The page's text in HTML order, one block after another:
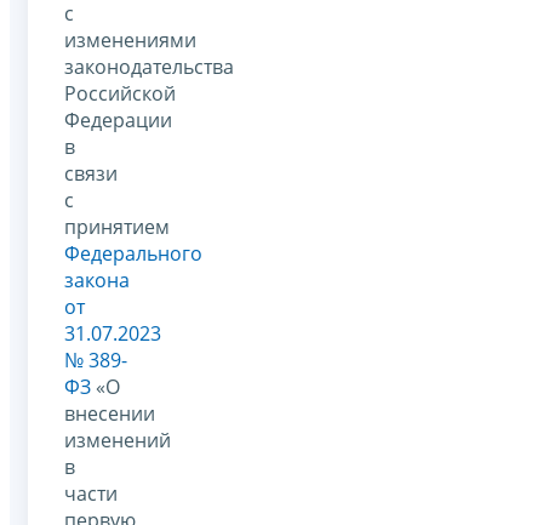
с
изменениями
законодательства
Российской
Федерации
в
связи
с
принятием
Федерального
закона
от
31.07.2023
№ 389-
ФЗ «О
внесении
изменений
в
части
первую